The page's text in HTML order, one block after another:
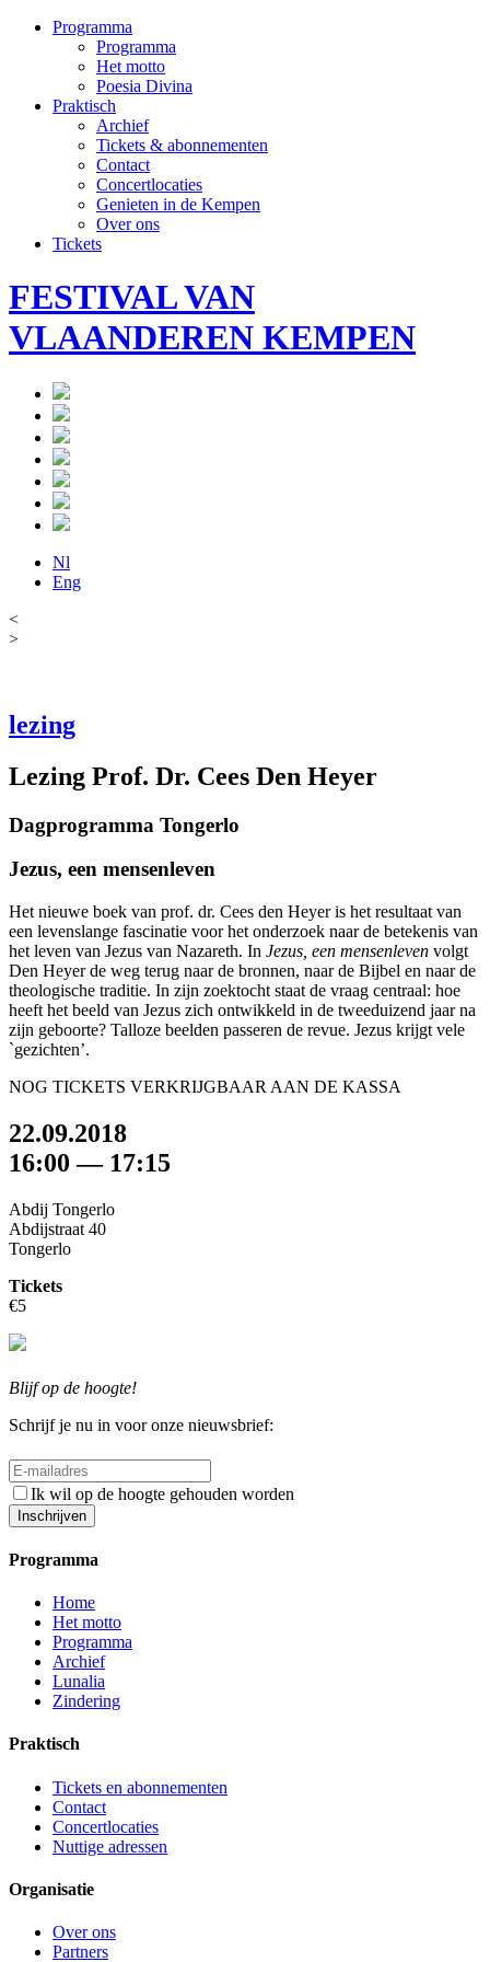
Programma
Programma
Het motto
Poesia Divina
Praktisch
Archief
Tickets & abonnementen
Contact
Concertlocaties
Genieten in de Kempen
Over ons
Tickets
FESTIVAL VAN
VLAANDEREN KEMPEN
Nl
Eng
<
>
lezing
Lezing Prof. Dr. Cees Den Heyer
Dagprogramma Tongerlo
Jezus, een mensenleven
Het nieuwe boek van prof. dr. Cees den Heyer is het resultaat van
een levenslange fascinatie voor het onderzoek naar de betekenis van
het leven van Jezus van Nazareth. In Jezus, een mensenleven volgt
Den Heyer de weg terug naar de bronnen, naar de Bijbel en naar de
theologische traditie. In zijn zoektocht staat de vraag centraal: hoe
heeft het beeld van Jezus zich ontwikkeld in de tweeduizend jaar na
zijn geboorte? Talloze beelden passeren de revue. Jezus krijgt vele
`gezichten’.
NOG TICKETS VERKRIJGBAAR AAN DE KASSA
22.09.2018
16:00 — 17:15
Abdij Tongerlo
Abdijstraat 40
Tongerlo
Tickets
€5
Blijf op de hoogte!
Schrijf je nu in voor onze nieuwsbrief:
Ik wil op de hoogte gehouden worden
Inschrijven
Programma
Home
Het motto
Programma
Archief
Lunalia
Zindering
Praktisch
Tickets en abonnementen
Contact
Concertlocaties
Nuttige adressen
Organisatie
Over ons
Partners